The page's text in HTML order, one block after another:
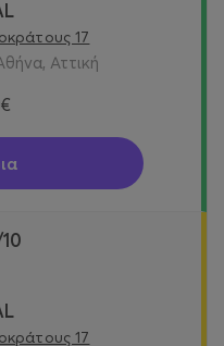
17
Αττική
17